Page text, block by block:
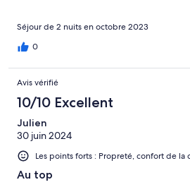
Séjour de 2 nuits en octobre 2023
0
Avis vérifié
10/10 Excellent
Julien
30 juin 2024
Les points forts : Propreté, confort de
Au top